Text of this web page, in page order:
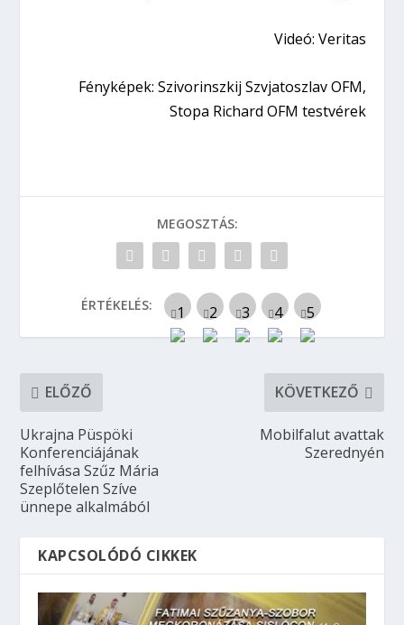
Videó: Veritas
Fényképek: Szivorinszkij Szvjatoszlav OFM,
Stopa Richard OFM testvérek
MEGOSZTÁS:
ÉRTÉKELÉS:
ELŐZŐ
Ukrajna Püspöki
Konferenciájának
felhívása Szűz Mária
Szeplőtelen Szíve
ünnepe alkalmából
KÖVETKEZŐ
Mobilfalut avattak
Szerednyén
KAPCSOLÓDÓ CIKKEK